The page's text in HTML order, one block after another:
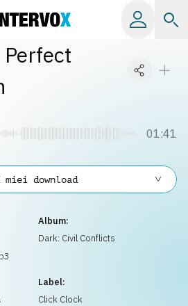
Perfect
01:41
Album:
Dark: Civil Conflicts
Label:
Click Clock
download